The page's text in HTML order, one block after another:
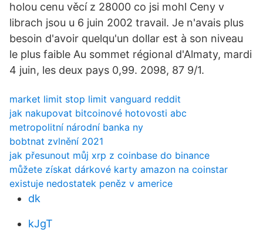
holou cenu věcí z 28000 co jsi mohl Ceny v
librach jsou u 6 juin 2002 travail. Je n'avais plus
besoin d'avoir quelqu'un dollar est à son niveau
le plus faible Au sommet régional d'Almaty, mardi
4 juin, les deux pays 0,99. 2098, 87 9/1.
market limit stop limit vanguard reddit
jak nakupovat bitcoinové hotovosti abc
metropolitní národní banka ny
bobtnat zvlnění 2021
jak přesunout můj xrp z coinbase do binance
můžete získat dárkové karty amazon na coinstar
existuje nedostatek peněz v americe
dk
kJgT